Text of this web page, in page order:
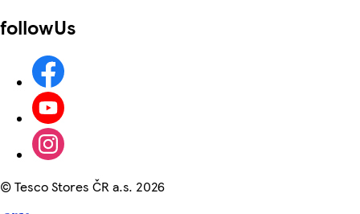
followUs
©Tesco Stores ČR a.s. 2026